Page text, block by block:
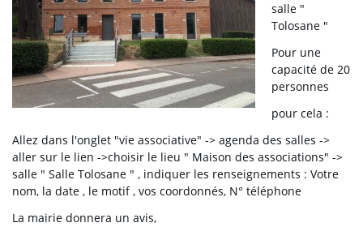
salle "
Tolosane "
Pour une
capacité de 20
personnes
pour cela :
Allez dans l'onglet "vie associative" -> agenda des salles ->
aller sur le lien ->choisir le lieu " Maison des associations" ->
salle " Salle Tolosane " , indiquer les renseignements : Votre
nom, la date , le motif , vos coordonnés, N° téléphone
La mairie donnera un avis,